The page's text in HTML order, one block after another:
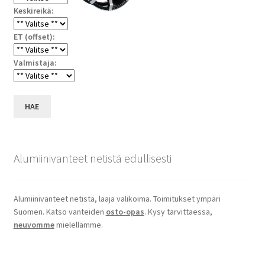
Keskireikä:
ET (offset):
Valmistaja:
HAE
Alumiinivanteet netistä edullisesti
Alumiinivanteet netistä, laaja valikoima. Toimitukset ympäri
Suomen. Katso vanteiden osto-opas. Kysy tarvittaessa,
neuvommemielellämme.